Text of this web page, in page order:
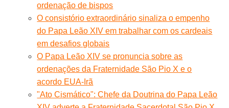
ordenação de bispos
O consistório extraordinário sinaliza o empenho
do Papa Leão XIV em trabalhar com os cardeais
em desafios globais
O Papa Leão XIV se pronuncia sobre as
ordenações da Fraternidade São Pio X e o
acordo EUA-Irã
"Ato Cismático": Chefe da Doutrina do Papa Leão